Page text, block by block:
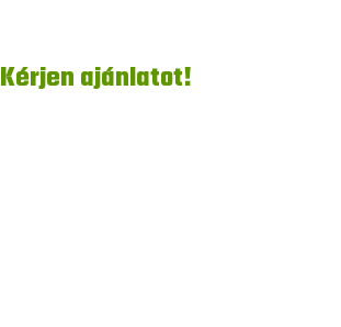
Kérjen ajánlatot!